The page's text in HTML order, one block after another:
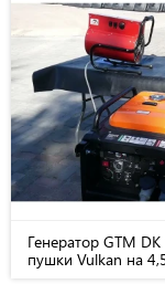
Генератор GTM DK
пушки Vulkan на